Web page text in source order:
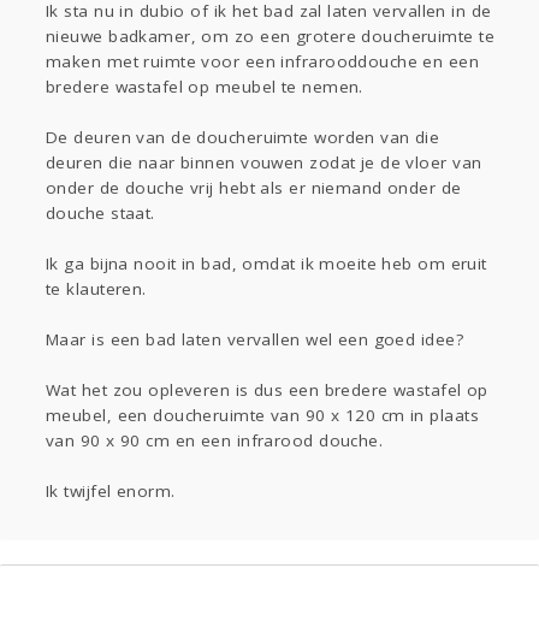
Lezen
Ik sta nu in dubio of ik het bad zal laten vervallen in de
nieuwe badkamer, om zo een grotere doucheruimte te
maken met ruimte voor een infrarooddouche en een
bredere wastafel op meubel te nemen.
De deuren van de doucheruimte worden van die
deuren die naar binnen vouwen zodat je de vloer van
onder de douche vrij hebt als er niemand onder de
douche staat.
Ik ga bijna nooit in bad, omdat ik moeite heb om eruit
te klauteren.
Maar is een bad laten vervallen wel een goed idee?
Wat het zou opleveren is dus een bredere wastafel op
meubel, een doucheruimte van 90 x 120 cm in plaats
van 90 x 90 cm en een infrarood douche.
Ik twijfel enorm.